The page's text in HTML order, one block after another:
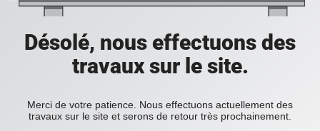
Désolé, nous effectuons des
travaux sur le site.
Merci de votre patience. Nous effectuons actuellement des
travaux sur le site et serons de retour très prochainement.